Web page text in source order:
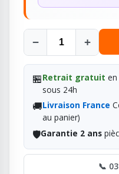
− +
🏪Retrait gratuit en
sous 24h
🚚Livraison France
au panier)
🛡️Garantie 2 ans
📞